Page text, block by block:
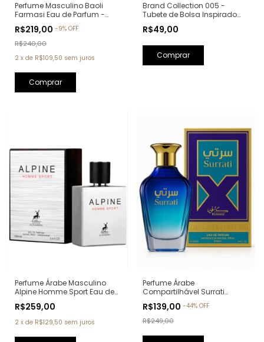
Perfume Masculino Baoli
Farmasi Eau de Parfum -
Homme Bvlgari)
R$219,00 -9% OFF
R$240,00
2 x de R$109,50 sem juros
Brand Collection 005 -
Tubete de Bolsa Inspirado
R$49,00
Perfume Árabe Masculino
Alpine Homme Sport Eau de
100ml (Ref. Olfativa: Allure
Homme Sport Chanel)
R$259,00
2 x de R$129,50 sem juros
Perfume Árabe
Compartilhável Surrati
Parfum - 100ml (Ref. Olfativa:
Erba Pura Xerjoff)
R$139,00 -44% OFF
R$249,00